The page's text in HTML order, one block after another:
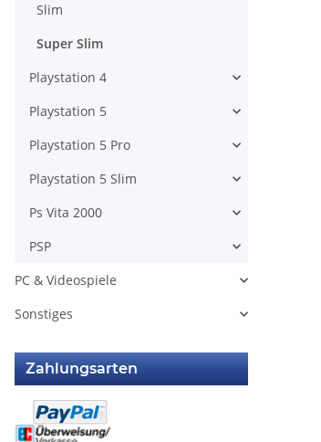
Slim
Super Slim
Playstation 4
Playstation 5
Playstation 5 Pro
Playstation 5 Slim
Ps Vita 2000
PSP
PC & Videospiele
Sonstiges
Zahlungsarten